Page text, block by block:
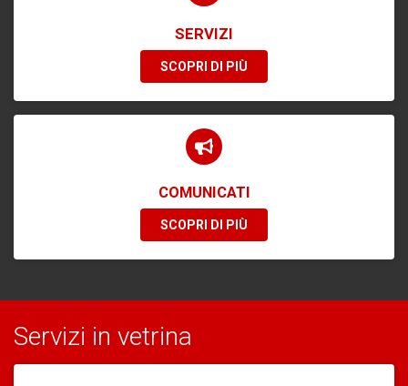
SERVIZI
SCOPRI DI PIÙ
COMUNICATI
SCOPRI DI PIÙ
Servizi in vetrina